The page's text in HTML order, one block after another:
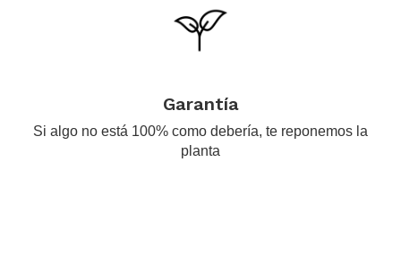
Garantía
Si algo no está 100% como debería, te reponemos la
planta